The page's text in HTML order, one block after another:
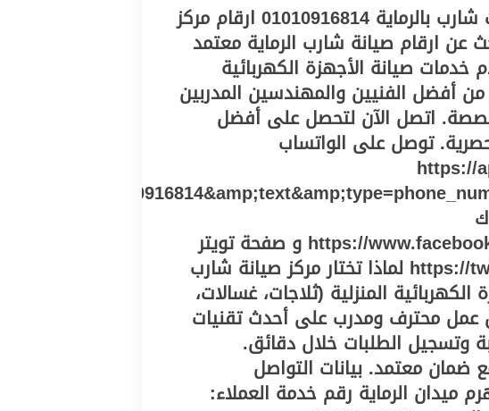
فني متنقل لصيانة تكييفات شارب بالرماية 01010916814 ارقام مركز
عن ارقام صيانة شارب الرماية معتمد
صيانة الأجهزة الكهربائية
أفضل الفنيين والمهندسين المدربين
اتصل الآن لتحصل على أفضل
توصل على الواتساب
https://
https://www.facebook.com/maintenancetwkel و صفحة تويتر
https://twitter.com/centeregy2021 لماذا تختار مركز صيانة شارب
المنزلية (ثلاجات، غسالات،
عمل محترف ومدرب على أحدث تقنيات
وتسجيل الطلبات خلال دقائق.
ضمان معتمد. بيانات التواصل
ميدان الرماية رقم خدمة العملاء: